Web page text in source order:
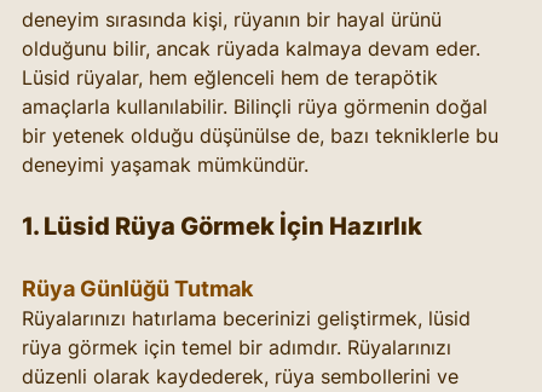
deneyim sırasında kişi, rüyanın bir hayal ürünü
olduğunu bilir, ancak rüyada kalmaya devam eder.
Lüsid rüyalar, hem eğlenceli hem de terapötik
amaçlarla kullanılabilir. Bilinçli rüya görmenin doğal
bir yetenek olduğu düşünülse de, bazı tekniklerle bu
deneyimi yaşamak mümkündür.
1. Lüsid Rüya Görmek İçin Hazırlık
Rüya Günlüğü Tutmak
Rüyalarınızı hatırlama becerinizi geliştirmek, lüsid
rüya görmek için temel bir adımdır. Rüyalarınızı
düzenli olarak kaydederek, rüya sembollerini ve